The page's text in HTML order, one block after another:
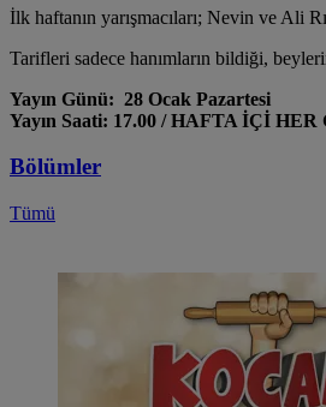
İlk haftanın yarışmacıları; Nevin ve Ali
Tarifleri sadece hanımların bildiği,
Yayın Günü: 28 Ocak Pazartesi
Yayın Saati: 17.00 / HAFTA İÇİ HER
Bölümler
Tümü